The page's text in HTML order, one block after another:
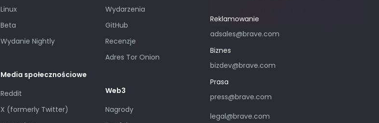
Linux
Beta
Wydanie Nightly
Media społecznościowe
Reddit
X (formerly Twitter)
Wydarzenia
GitHub
Recenzje
Adres Tor Onion
Web3
Nagrody
Reklamowanie
adsales@brave.com
Biznes
bizdev@brave.com
Prasa
press@brave.com
legal@brave.com